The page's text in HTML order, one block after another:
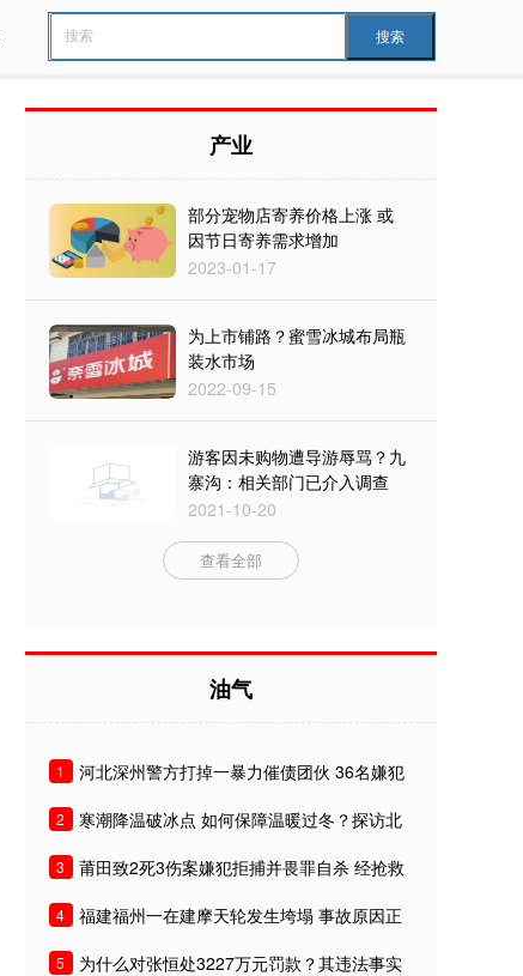
搜索
产业
部分宠物店寄养价格上涨 或
因节日寄养需求增加
2023-01-17
为上市铺路？蜜雪冰城布局瓶
装水市场
2022-09-15
游客因未购物遭导游辱骂？九
寨沟：相关部门已介入调查
2021-10-20
查看全部
油气
1
河北深州警方打掉一暴力催债团伙 36名嫌犯
2
寒潮降温破冰点 如何保障温暖过冬？探访北
3
莆田致2死3伤案嫌犯拒捕并畏罪自杀 经抢救
4
福建福州一在建摩天轮发生垮塌 事故原因正
5
为什么对张恒处3227万元罚款？其违法事实